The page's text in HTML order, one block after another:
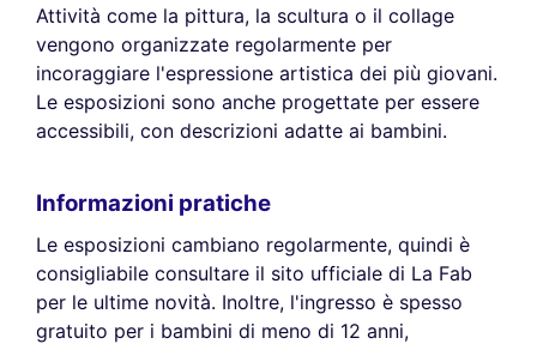
Attività come la pittura, la scultura o il collage
vengono organizzate regolarmente per
incoraggiare l'espressione artistica dei più giovani.
Le esposizioni sono anche progettate per essere
accessibili, con descrizioni adatte ai bambini.
Informazioni pratiche
Le esposizioni cambiano regolarmente, quindi è
consigliabile consultare il sito ufficiale di La Fab
per le ultime novità. Inoltre, l'ingresso è spesso
gratuito per i bambini di meno di 12 anni,